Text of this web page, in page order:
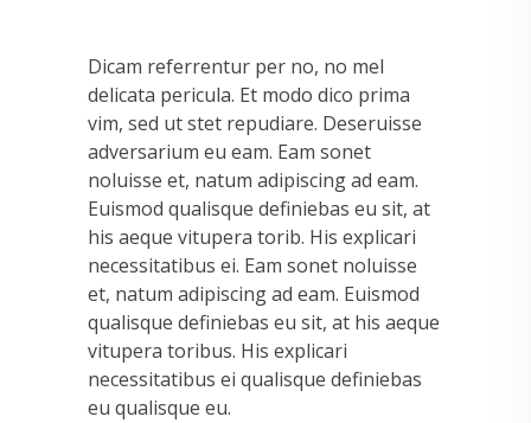
Dicam referrentur per no, no mel
delicata pericula. Et modo dico prima
vim, sed ut stet repudiare. Deseruisse
adversarium eu eam. Eam sonet
noluisse et, natum adipiscing ad eam.
Euismod qualisque definiebas eu sit, at
his aeque vitupera torib. His explicari
necessitatibus ei. Eam sonet noluisse
et, natum adipiscing ad eam. Euismod
qualisque definiebas eu sit, at his aeque
vitupera toribus. His explicari
necessitatibus ei qualisque definiebas
eu qualisque eu.